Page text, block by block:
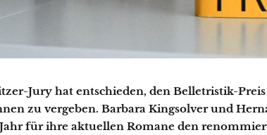
Jury hat entschieden, den Belletristik-
zu vergeben. Barbara Kingsolver und
für ihre aktuellen Romane den